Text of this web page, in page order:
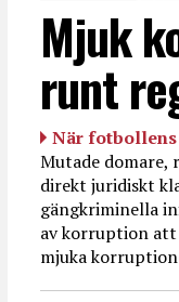
Mjuk
runt
När
Mutade domare,
direkt juridiskt
gängkriminella
av korruption att
mjuka